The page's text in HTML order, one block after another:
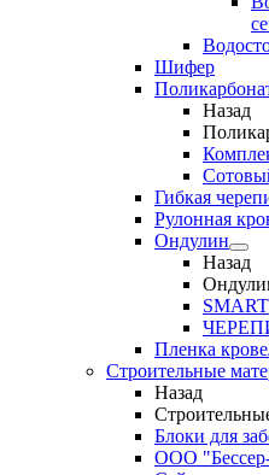
Шифер
Назад
Гибкая
Рулонная
Ондулин
Назад
SMART
Пленка
Строительные
Назад
Блоки для
ООО